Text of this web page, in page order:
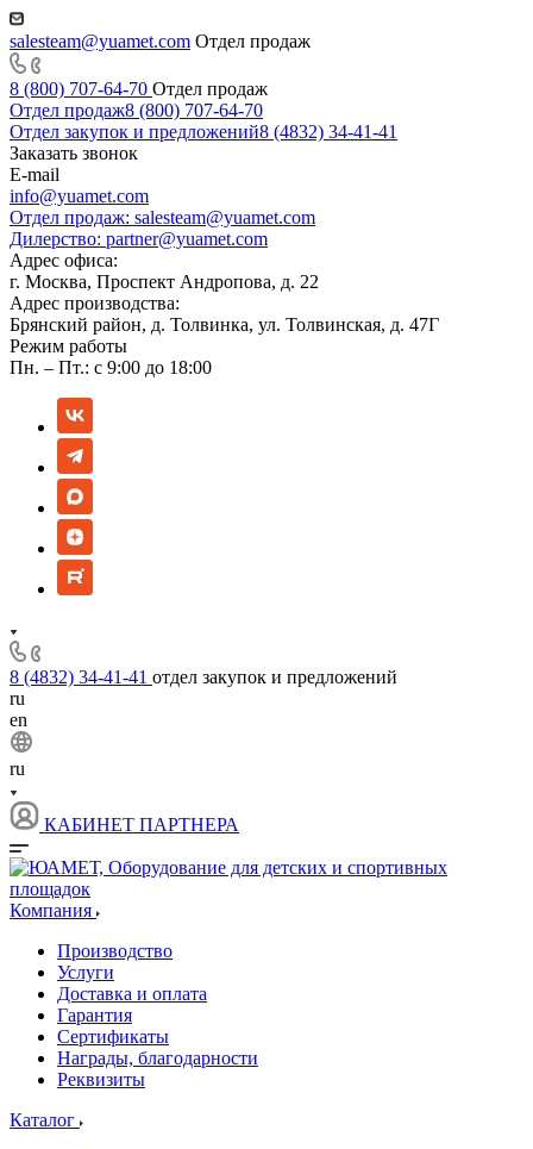
salesteam@yuamet.com Отдел продаж
8 (800) 707-64-70 Отдел продаж
Отдел продаж8 (800) 707-64-70
Отдел закупок и предложений8 (4832) 34-41-41
Заказать звонок
E-mail
info@yuamet.com
Отдел продаж: salesteam@yuamet.com
Дилерство: partner@yuamet.com
Адрес офиса:
г. Москва, Проспект Андропова, д. 22
Адрес производства:
Брянский район, д. Толвинка, ул. Толвинская, д. 47Г
Режим работы
Пн. – Пт.: с 9:00 до 18:00
8 (4832) 34-41-41 отдел закупок и предложений
ru
en
ru
КАБИНЕТ ПАРТНЕРА
Компания
Производство
Услуги
Доставка и оплата
Гарантия
Сертификаты
Награды, благодарности
Реквизиты
Каталог